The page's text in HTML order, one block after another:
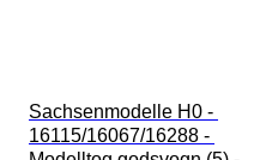
Sachsenmodelle H0 -
16115/16067/16288 -